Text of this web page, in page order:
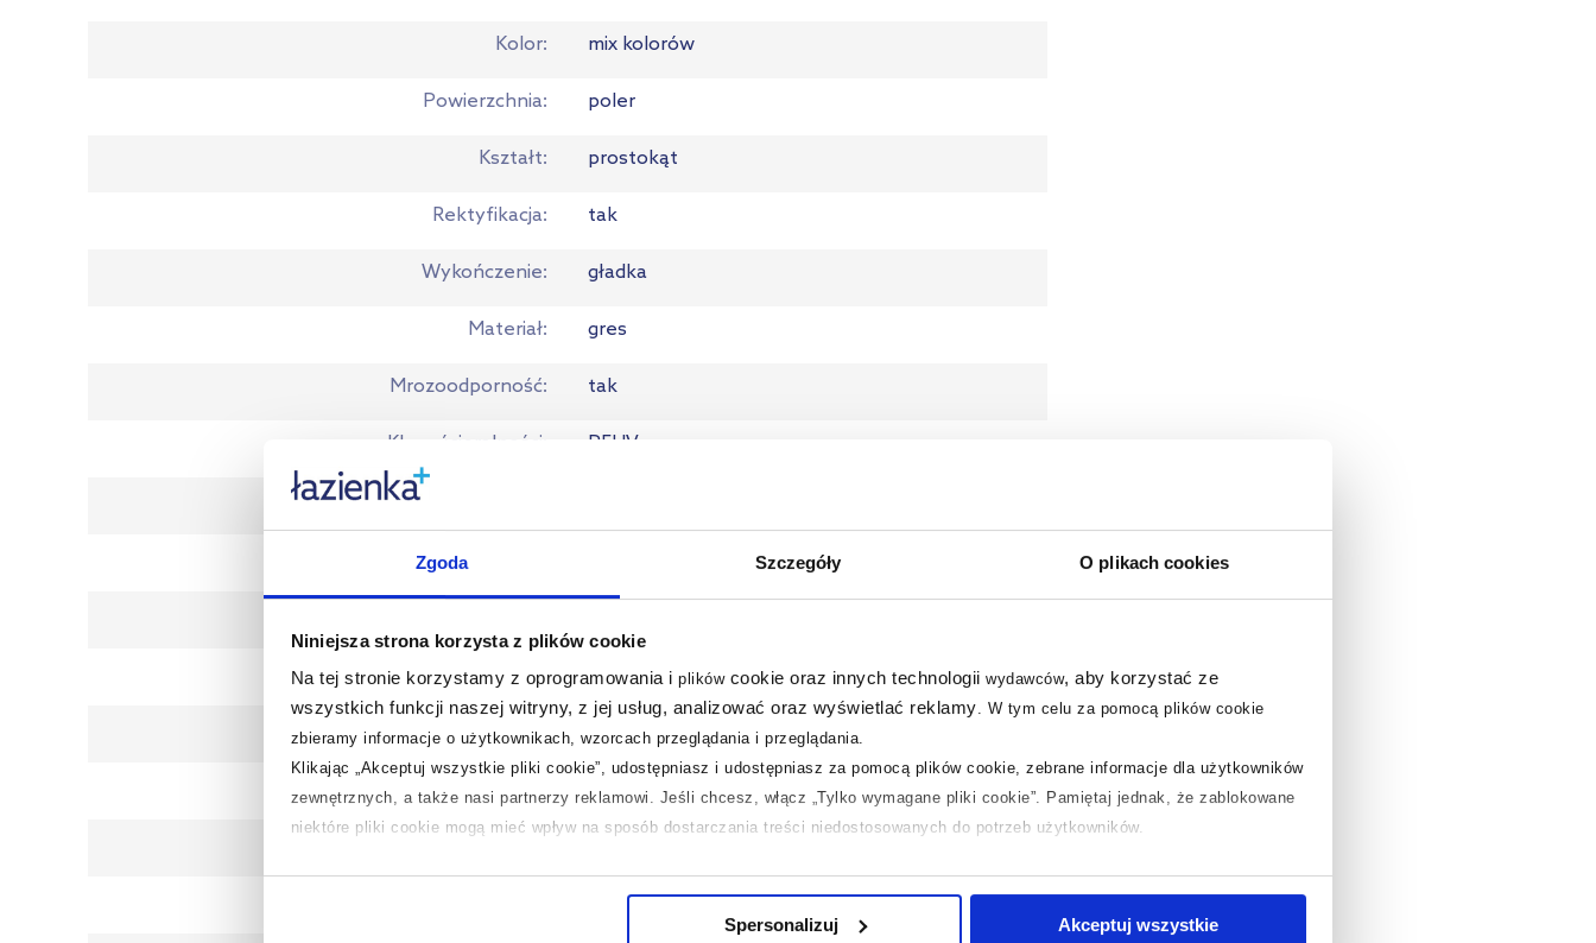
Zgoda Szczegóły O plikach cookies
Niniejsza strona korzysta z plików cookie
Na tej stronie korzystamy z oprogramowania i plikówcookie oraz innych technologii wydawców, aby korzystać ze
wszystkich funkcji naszej witryny, z jej usług, analizować oraz wyświetlać reklamy. W tym celu za pomocą plików cookie
zbieramy informacje o użytkownikach, wzorcach przeglądania i przeglądania.
Klikając „Akceptuj wszystkie pliki cookie”, udostępniasz i udostępniasz za pomocą plików cookie, zebrane informacje dla użytkowników
zewnętrznych, a także nasi partnerzy reklamowi. Jeśli chcesz, włącz „Tylko wymagane pliki cookie”. Pamiętaj jednak, że zablokowane
niektóre pliki cookie mogą mieć wpływ na sposób dostarczania treści niedostosowanych do potrzeb użytkowników.
na temat plików cookie i tego, dlaczego ich przepisy, przejdź do zakładek „Informacje o plikach cookie”.
Spersonalizuj Akceptuj wszystkie
Kolor mix kolorów
Powierzchnia poler
Kształt prostokąt
Rektyfikacja tak
Wykończenie gładka
Materiał gres
Mrozoodporność tak
Klasa ścieralności PEI IV
Antypoślizgowość
Wymagana impregnacja
Dłuższy bok 160 cm
Krótszy bok
Kod EAN 5907180111098
Wymiary z opakowaniem 81 x 4 x 161 cm
71,50 kg